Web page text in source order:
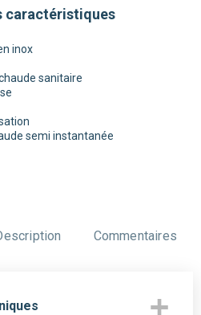
caractéristiques
inox
sanitaire
semi instantanée
Commentaires